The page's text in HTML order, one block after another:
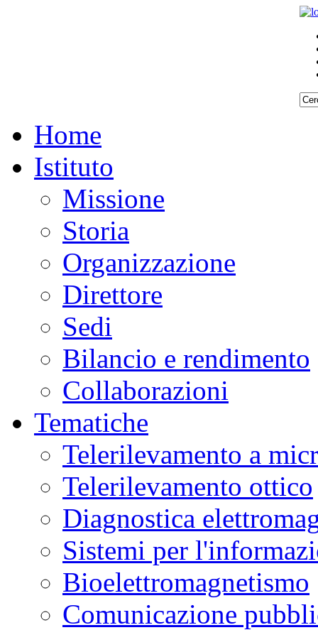
Home
Istituto
Missione
Storia
Organizzazione
Direttore
Sedi
Bilancio e rendimento
Collaborazioni
Tematiche
Telerilevamento a
Telerilevamento ottico
Diagnostica
Sistemi per
Bioelettromagnetismo
Comunicazione